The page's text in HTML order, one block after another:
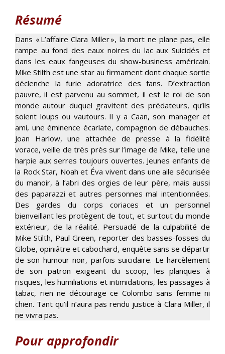
Résumé
Dans « L’affaire Clara Miller », la mort ne plane pas, elle
rampe au fond des eaux noires du lac aux Suicidés et
dans les eaux fangeuses du show-business américain.
Mike Stilth est une star au firmament dont chaque sortie
déclenche la furie adoratrice des fans. D’extraction
pauvre, il est parvenu au sommet, il est le roi de son
monde autour duquel gravitent des prédateurs, qu’ils
soient loups ou vautours. Il y a Caan, son manager et
ami, une éminence écarlate, compagnon de débauches.
Joan Harlow, une attachée de presse à la fidélité
vorace, veille de très près sur l’image de Mike, telle une
harpie aux serres toujours ouvertes. Jeunes enfants de
la Rock Star, Noah et Éva vivent dans une aile sécurisée
du manoir, à l’abri des orgies de leur père, mais aussi
des paparazzi et autres personnes mal intentionnées.
Des gardes du corps coriaces et un personnel
bienveillant les protègent de tout, et surtout du monde
extérieur, de la réalité. Persuadé de la culpabilité de
Mike Stilth, Paul Green, reporter des basses-fosses du
Globe, opiniâtre et cabochard, enquête sans se départir
de son humour noir, parfois suicidaire. Le harcèlement
de son patron exigeant du scoop, les planques à
risques, les humiliations et intimidations, les passages à
tabac, rien ne décourage ce Colombo sans femme ni
chien. Tant qu’il n’aura pas rendu justice à Clara Miller, il
ne vivra pas.
Pour approfondir